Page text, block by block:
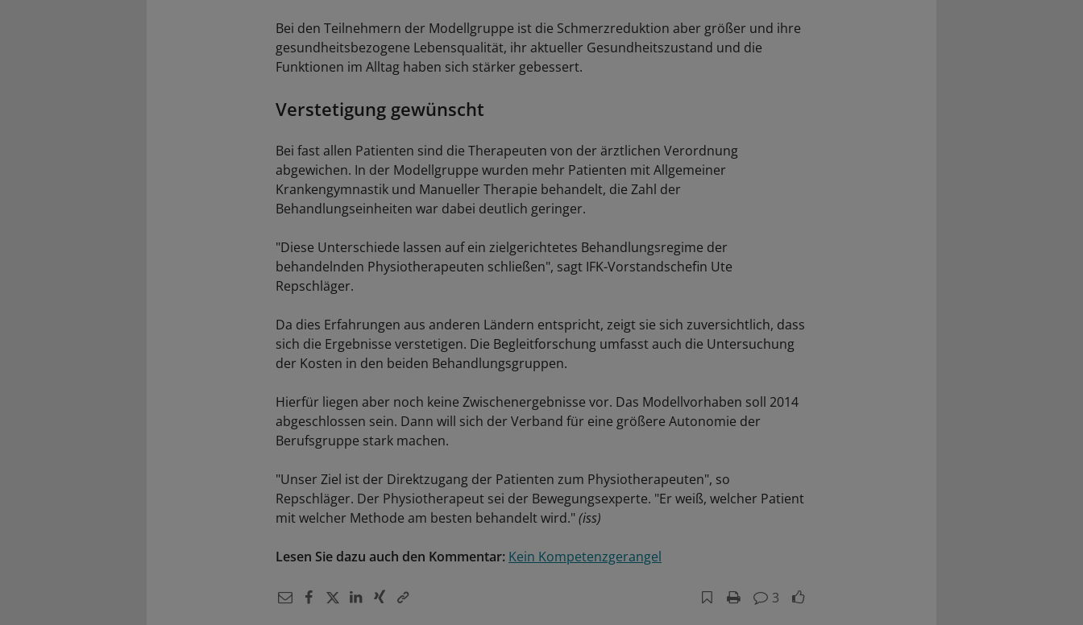
Bei den Teilnehmern der Modellgruppe ist die Schmerzreduktion aber größer und ihre
gesundheitsbezogene Lebensqualität, ihr aktueller Gesundheitszustand und die
Funktionen im Alltag haben sich stärker gebessert.
Verstetigung gewünscht
Bei fast allen Patienten sind die Therapeuten von der ärztlichen Verordnung
abgewichen. In der Modellgruppe wurden mehr Patienten mit Allgemeiner
Krankengymnastik und Manueller Therapie behandelt, die Zahl der
Behandlungseinheiten war dabei deutlich geringer.
"Diese Unterschiede lassen auf ein zielgerichtetes Behandlungsregime der
behandelnden Physiotherapeuten schließen", sagt IFK-Vorstandschefin Ute
Repschläger.
Da dies Erfahrungen aus anderen Ländern entspricht, zeigt sie sich zuversichtlich, dass
sich die Ergebnisse verstetigen. Die Begleitforschung umfasst auch die Untersuchung
der Kosten in den beiden Behandlungsgruppen.
Hierfür liegen aber noch keine Zwischenergebnisse vor. Das Modellvorhaben soll 2014
abgeschlossen sein. Dann will sich der Verband für eine größere Autonomie der
Berufsgruppe stark machen.
"Unser Ziel ist der Direktzugang der Patienten zum Physiotherapeuten", so
Repschläger. Der Physiotherapeut sei der Bewegungsexperte. "Er weiß, welcher Patient
mit welcher Methode am besten behandelt wird."(iss)
Lesen Sie dazu auch den Kommentar: Kein Kompetenzgerangel
3